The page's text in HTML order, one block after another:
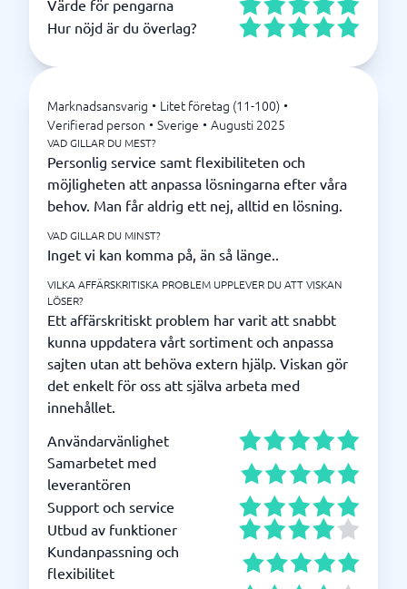
Värde för pengarna
Hur nöjd är du överlag?
Marknadsansvarig • Litet företag (11-100) •
Verifierad person • Sverige • Augusti 2025
VAD GILLAR DU MEST?
Personlig service samt flexibiliteten och
möjligheten att anpassa lösningarna efter våra
behov. Man får aldrig ett nej, alltid en lösning.
VAD GILLAR DU MINST?
Inget vi kan komma på, än så länge..
VILKA AFFÄRSKRITISKA PROBLEM UPPLEVER DU ATT VISKAN
LÖSER?
Ett affärskritiskt problem har varit att snabbt
kunna uppdatera vårt sortiment och anpassa
sajten utan att behöva extern hjälp. Viskan gör
det enkelt för oss att själva arbeta med
innehållet.
Användarvänlighet
Samarbetet med
leverantören
Support och service
Utbud av funktioner
Kundanpassning och
flexibilitet